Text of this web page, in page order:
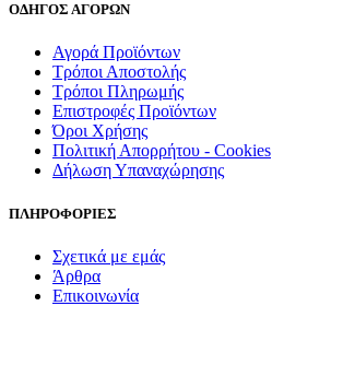
ΟΔΗΓΟΣ ΑΓΟΡΩΝ
Αγορά Προϊόντων
Τρόποι Αποστολής
Τρόποι Πληρωμής
Επιστροφές Προϊόντων
Όροι Χρήσης
Πολιτική Απορρήτου - Cookies
Δήλωση Υπαναχώρησης
ΠΛΗΡΟΦΟΡΙΕΣ
Σχετικά με εμάς
Άρθρα
Επικοινωνία